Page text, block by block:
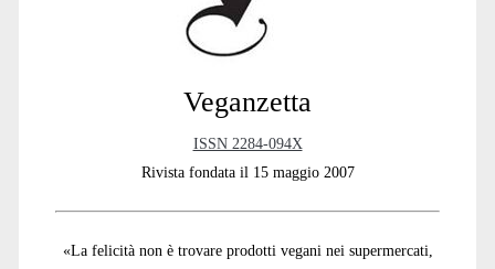
Veganzetta
ISSN 2284-094X
Rivista fondata il 15 maggio 2007
«La felicità non è trovare prodotti vegani nei supermercati,